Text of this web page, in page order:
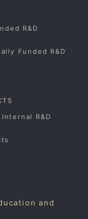
R&D
Funded R&D
R&D
and